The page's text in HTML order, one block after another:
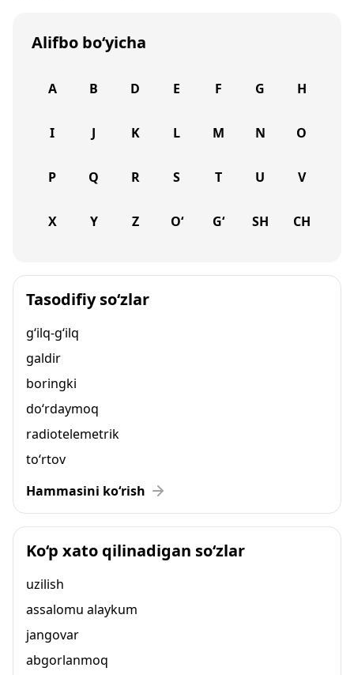
Alifbo bo‘yicha
A B D E F G H
I J K L M N O
P Q R S T U V
X Y Z O‘ G‘ SH CH
Tasodifiy so‘zlar
g‘ilq-g‘ilq
galdir
boringki
do‘rdaymoq
radiotelemetrik
to‘rtov
Hammasini ko‘rish
Ko‘p xato qilinadigan so‘zlar
uzilish
assalomu alaykum
jangovar
abgorlanmoq